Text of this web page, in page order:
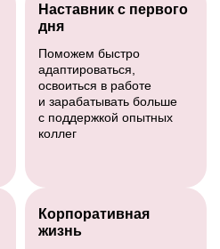
Корпоративная
жизнь
Наставник с первого
дня
Поможем быстро
адаптироваться,
освоиться в работе
и зарабатывать больше
с поддержкой опытных
коллег